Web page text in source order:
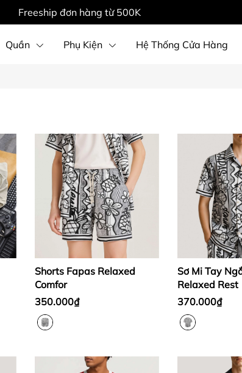
Freeship đơn hàng từ 500K
Quần Phụ Kiện Hệ Thống Cửa Hàng
Shorts Fapas Relaxed
Comfor
350.000₫
Sơ Mi Tay
Relaxed Rest
370.000₫